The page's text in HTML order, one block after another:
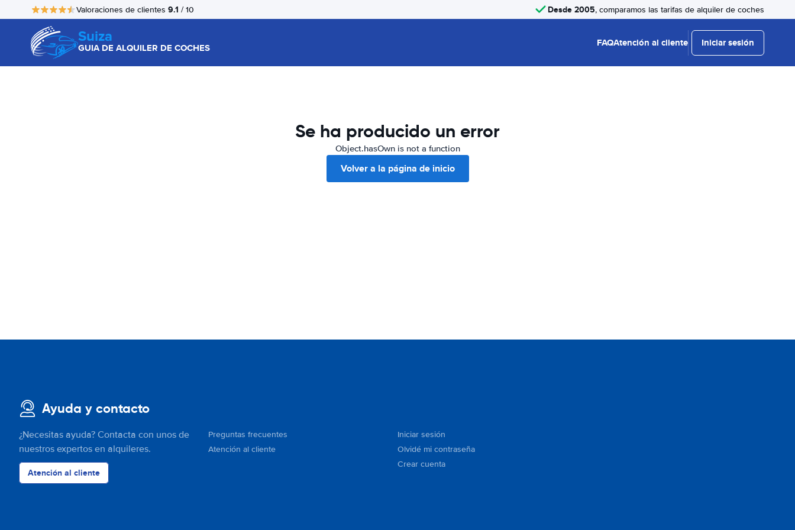
Valoraciones de clientes 9.1 / 10 Desde 2005, comparamos las tarifas de alquiler de coches
Suiza
GUIA DE ALQUILER DE COCHES FAQAtención al cliente Iniciar sesión
Se ha producido un error
Object.hasOwn is not a function
Volver a la página de inicio
Ayuda y contacto
¿Necesitas ayuda? Contacta con unos de
nuestros expertos en alquileres.
Atención al cliente
Preguntas frecuentes
Atención al cliente
Iniciar sesión
Olvidé mi contraseña
Crear cuenta